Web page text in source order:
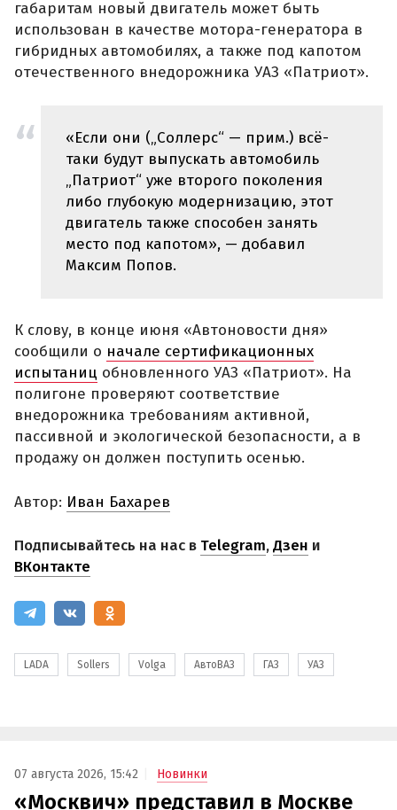
габаритам новый двигатель может быть
использован в качестве мотора-генератора в
гибридных автомобилях, а также под капотом
отечественного внедорожника УАЗ «Патриот».
«Если они („Соллерс“ — прим.) всё-
таки будут выпускать автомобиль
„Патриот“ уже второго поколения
либо глубокую модернизацию, этот
двигатель также способен занять
место под капотом», — добавил
Максим Попов.
К слову, в конце июня «Автоновости дня»
сообщили о начале сертификационных
испытаниц обновленного УАЗ «Патриот». На
полигоне проверяют соответствие
внедорожника требованиям активной,
пассивной и экологической безопасности, а в
продажу он должен поступить осенью.
Автор: Иван Бахарев
Подписывайтесь на нас в Telegram,Дзен и
ВКонтакте
LADA Sollers Volga АвтоВАЗ ГАЗ УАЗ
07 августа 2026, 15:42 Новинки
«Москвич» представил в Москве